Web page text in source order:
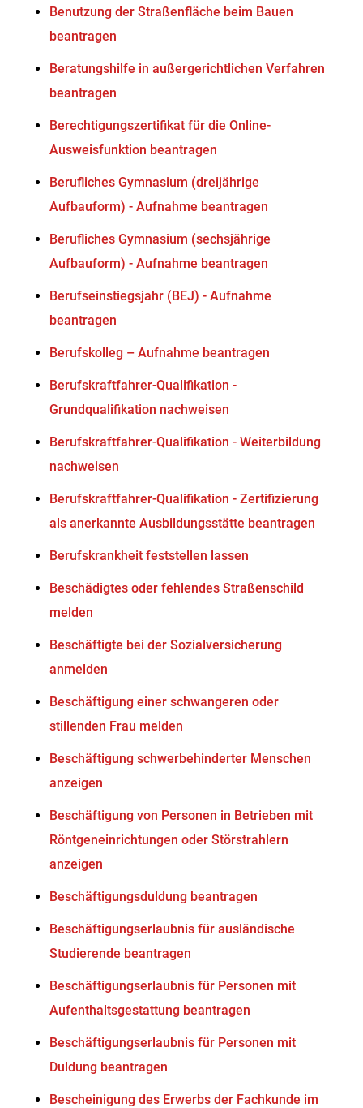
Benutzung der Straßenfläche beim Bauen
beantragen
Beratungshilfe in außergerichtlichen Verfahren
beantragen
Berechtigungszertifikat für die Online-
Ausweisfunktion beantragen
Berufliches Gymnasium (dreijährige
Aufbauform) - Aufnahme beantragen
Berufliches Gymnasium (sechsjährige
Aufbauform) - Aufnahme beantragen
Berufseinstiegsjahr (BEJ) - Aufnahme
beantragen
Berufskolleg – Aufnahme beantragen
Berufskraftfahrer-Qualifikation -
Grundqualifikation nachweisen
Berufskraftfahrer-Qualifikation - Weiterbildung
nachweisen
Berufskraftfahrer-Qualifikation - Zertifizierung
als anerkannte Ausbildungsstätte beantragen
Berufskrankheit feststellen lassen
Beschädigtes oder fehlendes Straßenschild
melden
Beschäftigte bei der Sozialversicherung
anmelden
Beschäftigung einer schwangeren oder
stillenden Frau melden
Beschäftigung schwerbehinderter Menschen
anzeigen
Beschäftigung von Personen in Betrieben mit
Röntgeneinrichtungen oder Störstrahlern
anzeigen
Beschäftigungsduldung beantragen
Beschäftigungserlaubnis für ausländische
Studierende beantragen
Beschäftigungserlaubnis für Personen mit
Aufenthaltsgestattung beantragen
Beschäftigungserlaubnis für Personen mit
Duldung beantragen
Bescheinigung des Erwerbs der Fachkunde im